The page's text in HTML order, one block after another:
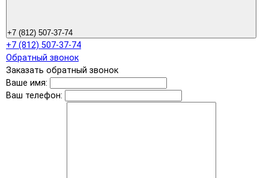
+7 (812) 507-37-74
+7 (812) 507-37-74
Обратный звонок
Заказать обратный звонок
Ваше имя:
Ваш телефон: